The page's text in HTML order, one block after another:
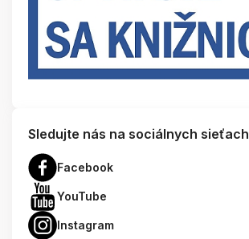
Sledujte nás na sociálnych sieťach
Facebook
YouTube
Instagram